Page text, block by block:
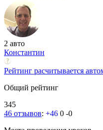
2 авто
Константин
Рейтинг расчитывается
Общий рейтинг
345
46 отзывов: +46 0 -0